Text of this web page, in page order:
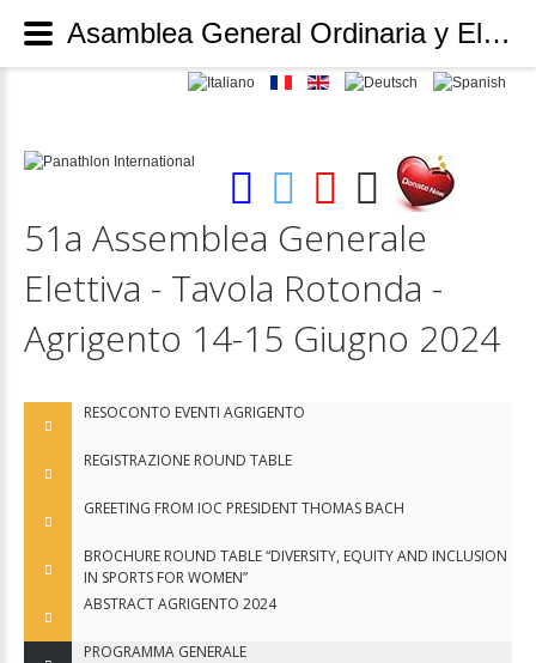
51a Assemblea Generale
Elettiva - Tavola Rotonda -
Agrigento 14-15 Giugno 2024
RESOCONTO EVENTI AGRIGENTO
REGISTRAZIONE ROUND TABLE
GREETING FROM IOC PRESIDENT THOMAS BACH
BROCHURE ROUND TABLE “DIVERSITY, EQUITY AND INCLUSION
IN SPORTS FOR WOMEN”
ABSTRACT AGRIGENTO 2024
PROGRAMMA GENERALE
Asamblea General Ordinaria y Electiva - Mesa Redonda 14-15 de junio de 2024 – Agrigento (I) - Panathlon International